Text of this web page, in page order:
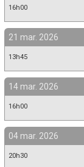
16h00
21 mar. 2026
13h45
14 mar. 2026
16h00
04 mar. 2026
20h30